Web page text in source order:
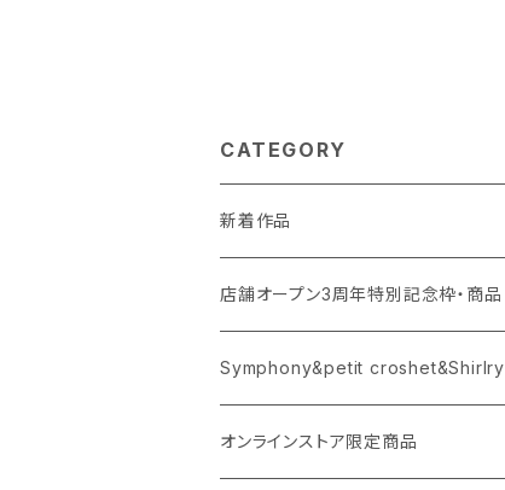
CATEGORY
新着作品
店舗オープン3周年特別記念枠・商品
Symphony&petit croshet&Shirlry
Symphony（シンフォニー）
オンラインストア限定商品